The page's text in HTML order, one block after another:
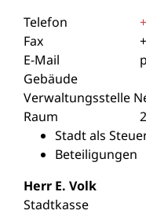
Telefon
Fax
E-Mail
Gebäude
Verwaltungsstelle
Raum
Stadt als
Beteiligungen
Herr E. Volk
Stadtkasse